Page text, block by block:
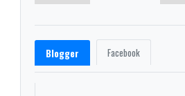
Blogger Facebook